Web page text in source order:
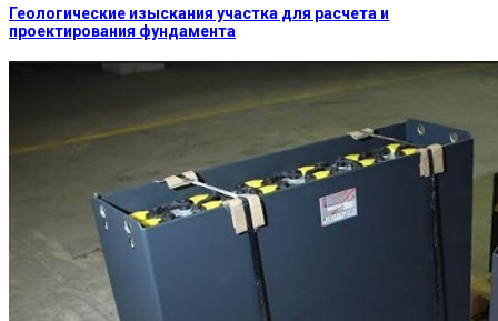
Геологические изыскания участка для расчета и
проектирования фундамента